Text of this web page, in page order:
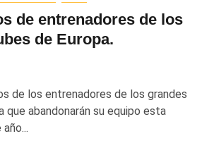
de entrenadores de los
de Europa.
de los entrenadores de los grandes
que abandonarán su equipo esta